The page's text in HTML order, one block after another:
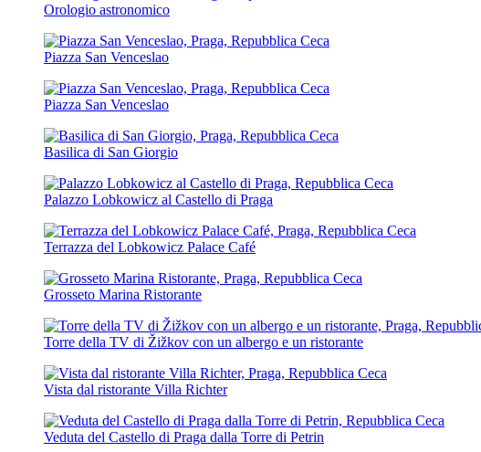
Orologio astronomico
Piazza San Venceslao
Piazza San Venceslao
Basilica di San Giorgio
Palazzo Lobkowicz al Castello di Praga
Terrazza del Lobkowicz Palace Café
Grosseto Marina Ristorante
Torre della TV di Žižkov con un albergo e un ristorante
Vista dal ristorante Villa Richter
Veduta del Castello di Praga dalla Torre di Petrin